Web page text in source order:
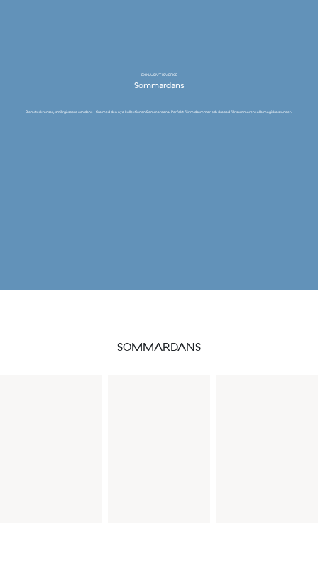
EXKLUSIVT I SVERIGE
Sommardans
Blomsterkransar, smörgåsbord och dans - fira med den nya kollektionen Sommardans. Perfekt för midsommar och skapad för sommarens alla magiska stunder.
SOMMARDANS